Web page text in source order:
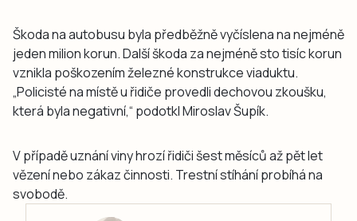
Škoda na autobusu byla předběžně vyčíslena na nejméně
jeden milion korun. Další škoda za nejméně sto tisíc korun
vznikla poškozením železné konstrukce viaduktu.
„Policisté na místě u řidiče provedli dechovou zkoušku,
která byla negativní,“ podotkl Miroslav Šupík.
V případě uznání viny hrozí řidiči šest měsíců až pět let
vězení nebo zákaz činnosti. Trestní stíhání probíhá na
svobodě.